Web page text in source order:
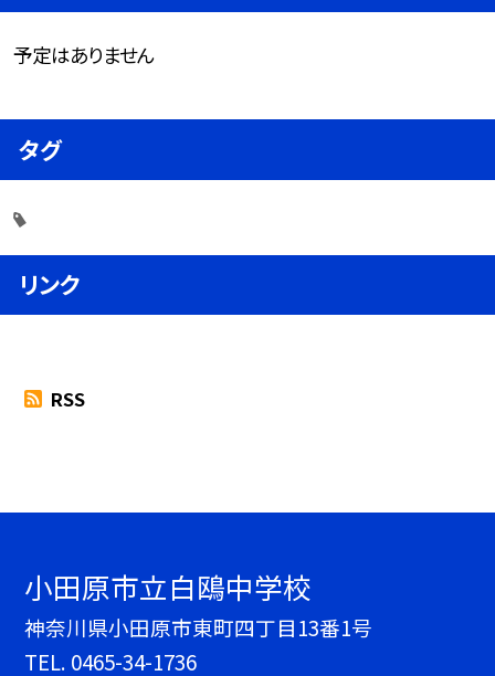
予定はありません
タグ
リンク
RSS
小田原市立白鴎中学校
神奈川県小田原市東町四丁目13番1号
TEL. 0465-34-1736